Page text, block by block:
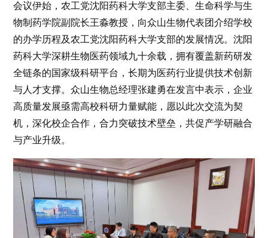
会议伊始，农工党沈阳药科大学支部主委、生命科学与生
物制药学院副院长王淼教授，向众山生物代表团介绍学校
的办学历程及农工党沈阳药科大学支部的发展情况。沈阳
药科大学深耕生物医药领域九十余载，拥有覆盖新药研发
全链条的国家级科研平台，长期为医药行业提供技术创新
与人才支撑。众山生物总经理张建勇在发言中表示，企业
高质量发展亟需高校科研力量赋能，愿以此次交流为契
机，深化校企合作，合力突破技术壁垒，共促产学研融合
与产业升级。